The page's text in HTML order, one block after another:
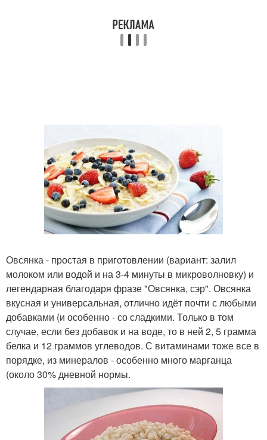
Овсянка - простая в приготовлении (вариант: залил
молоком или водой и на 3-4 минуты в микроволновку) и
легендарная благодаря фразе "Овсянка, сэр". Овсянка
вкусная и универсальная, отлично идёт почти с любыми
добавками (и особенно - со сладкими. Только в том
случае, если без добавок и на воде, то в ней 2, 5 грамма
белка и 12 граммов углеводов. С витаминами тоже все в
порядке, из минералов - особенно много марганца
(около 30% дневной нормы.